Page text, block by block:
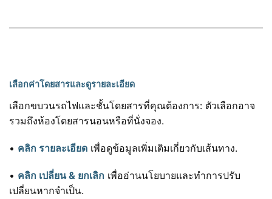
เลือกค่าโดยสารและดูรายละเอียด
เลือกขบวนรถไฟและชั้นโดยสารที่คุณต้องการ: ตัวเลือกอาจ
รวมถึงห้องโดยสารนอนหรือที่นั่งจอง.
• คลิก รายละเอียด เพื่อดูข้อมูลเพิ่มเติมเกี่ยวกับเส้นทาง.
• คลิก เปลี่ยน & ยกเลิก เพื่ออ่านนโยบายและทำการปรับ
เปลี่ยนหากจำเป็น.